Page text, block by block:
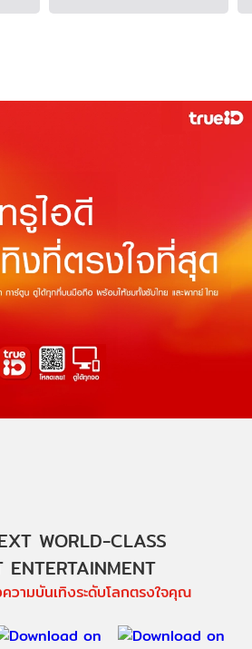
WORLD-CLASS
ENTERTAINMENT
วามบันเทิงระดับโลกตรงใจคุณ